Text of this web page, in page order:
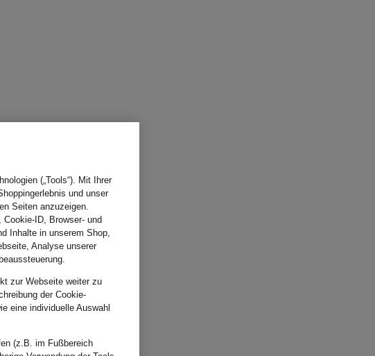
(„Tools“). Mit Ihrer
und unser
Seiten anzuzeigen.
ID, Browser- und
Inhalte in unserem Shop,
Analyse unserer
zur Webseite weiter zu
der Cookie-
eine individuelle Auswahl
(z.B. im Fußbereich